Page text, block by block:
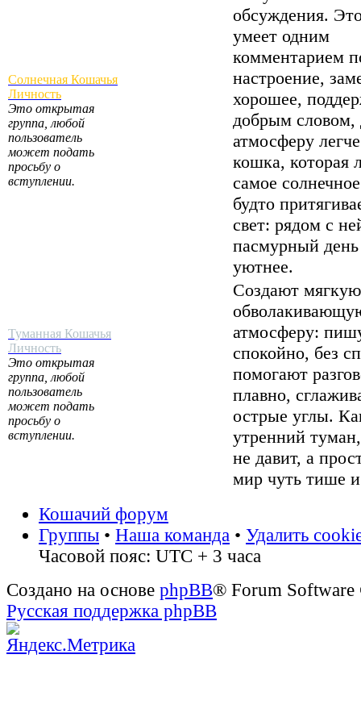
Солнечная Кошачья
Личность
Это открытая
группа, любой
пользователь
может подать
просьбу о
вступлении.
обсуждения.
умеет одним
комментарием
настроение,
хорошее,
добрым словом,
атмосферу
кошка, которая
самое
будто
свет: рядом с
пасмурный
уютнее.
Туманная Кошачья
Личность
Это открытая
группа, любой
пользователь
может подать
просьбу о
вступлении.
Создают
атмосферу:
спокойно, без
помогают
плавно,
острые углы.
утренний
не давит, а
мир чуть тише
Кошачий форум
Группы • Наша команда • Удалить
Часовой пояс: UTC + 3 часа
Создано на основе phpBB® Forum
Русская поддержка phpBB